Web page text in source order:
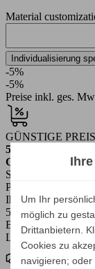
Material
Individualisierung
-5%
-5%
Preise inkl. ges.
GÜNSTIGE
5%
Garantiert extra
Sie erhalten auf
Preisnachlass von
Ihr Spar-Preis
502,55 €
Bruttopreis
Listenpreis 529,00 €
Um Ihr
möglich zu
Drittanbietern.
Cookies zu
navigieren; oder